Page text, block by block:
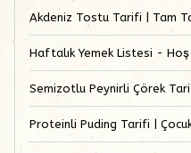
Akdeniz Tostu Tarifi | Tam
Haftalık Yemek Listesi -
Semizotlu Peynirli Çörek
Proteinli Puding Tarifi |